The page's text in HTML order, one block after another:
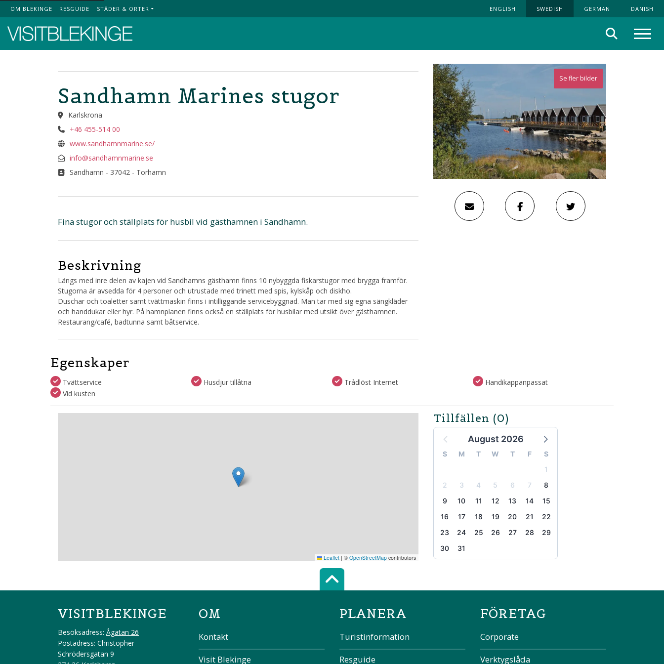
Top Menu
OM BLEKINGE RESGUIDE STÄDER & ORTER ENGLISH SWEDISH GERMAN DANISH
Sök
Se fler bilder
Sandhamn Marines stugor
Karlskrona
+46 455-514 00
www.sandhamnmarine.se/
info@sandhamnmarine.se
Sandhamn - 37042 - Torhamn
Fina stugor och ställplats för husbil vid gästhamnen i Sandhamn.
Beskrivning
Längs med inre delen av kajen vid Sandhamns gästhamn finns 10 nybyggda fiskarstugor med brygga framför.
Stugorna är avsedda för 4 personer och utrustade med trinett med spis, kylskåp och diskho.
Duschar och toaletter samt tvättmaskin finns i intilliggande servicebyggnad. Man tar med sig egna sängkläder
och handdukar eller hyr. På hamnplanen finns också en ställplats för husbilar med utsikt över gästhamnen.
Restaurang/café, badtunna samt båtservice.
Egenskaper
Tvättservice Husdjur tillåtna Trådlöst Internet
Handikappanpassat
Vid kusten
Tillfällen (0)
August 2026
S M T W T F
S
1
2
3 4 5 6 7
8
9
10 11 12 13 14
15
16
17 18 19 20 21
22
23
24 25 26 27 28
29
30
31
Leaflet | © OpenStreetMap contributors
Scroll top of the page
VISITBLEKINGE
Besöksadress: Ågatan 26
Postadress: Christopher
Schrödersgatan 9
OM
Kontakt
Visit Blekinge
PLANERA
Turistinformation
Resguide
FÖRETAG
Corporate
Verktygslåda